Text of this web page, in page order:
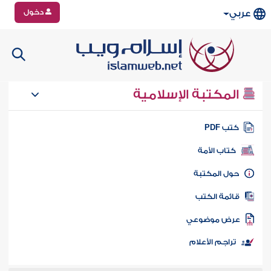
عربي دخول
المكتبة الإسلامية
كتب PDF
كتاب الأمة
المكتبة
الكتب
موضوعي